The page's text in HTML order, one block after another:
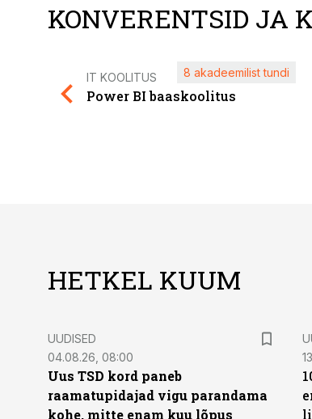
KONVERENTSID JA
IT KOOLITUS
Power BI baaskoolitus
8 akadeemilist tundi
HETKEL KUUM
UUDISED
04.08.26, 08:00
Uus TSD kord paneb
raamatupidajad vigu parandama
kohe, mitte enam kuu lõpus